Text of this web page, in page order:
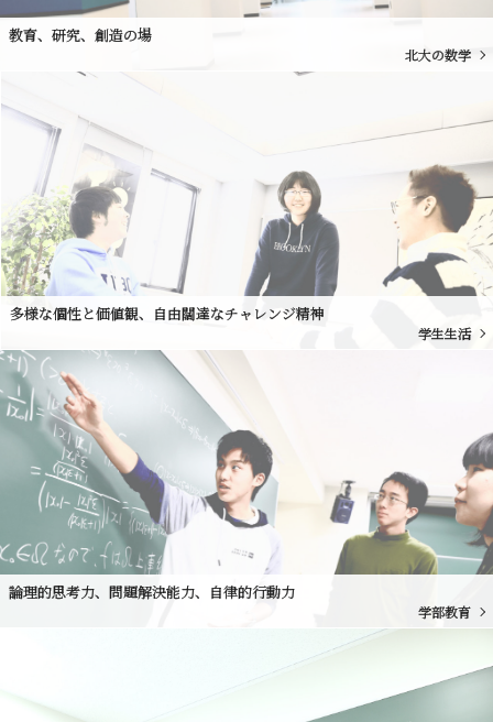
教育、研究、創造の場
北大の数学
多様な個性と価値観、自由闊達なチャレンジ精神
学生生活
論理的思考力、問題解決能力、自律的行動力
学部教育